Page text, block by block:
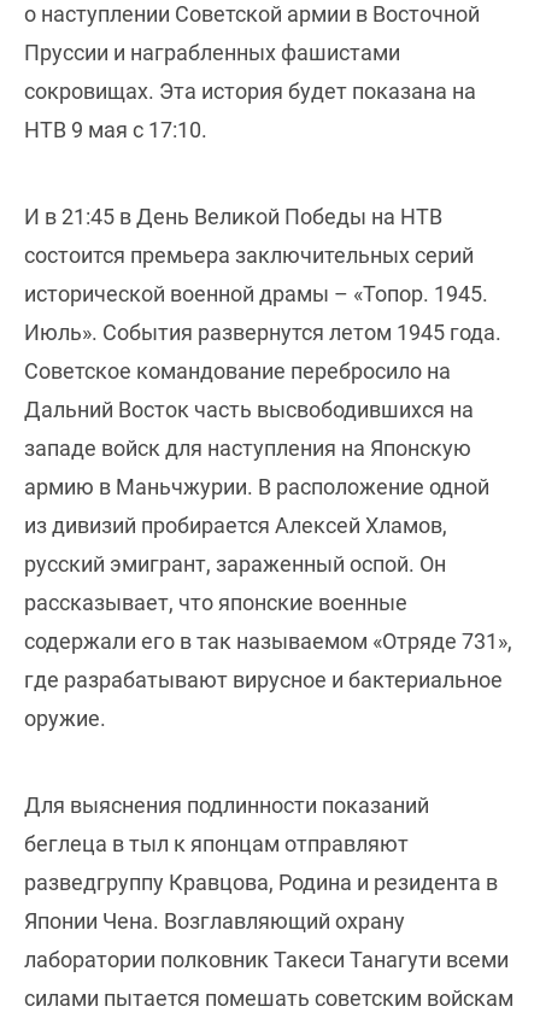
о наступлении Советской армии в Восточной
Пруссии и награбленных фашистами
сокровищах. Эта история будет показана на
НТВ 9 мая с 17:10.
И в 21:45 в День Великой Победы на НТВ
состоится премьера заключительных серий
исторической военной драмы – «Топор. 1945.
Июль». События развернутся летом 1945 года.
Советское командование перебросило на
Дальний Восток часть высвободившихся на
западе войск для наступления на Японскую
армию в Маньчжурии. В расположение одной
из дивизий пробирается Алексей Хламов,
русский эмигрант, зараженный оспой. Он
рассказывает, что японские военные
содержали его в так называемом «Отряде 731»,
где разрабатывают вирусное и бактериальное
оружие.
Для выяснения подлинности показаний
беглеца в тыл к японцам отправляют
разведгруппу Кравцова, Родина и резидента в
Японии Чена. Возглавляющий охрану
лаборатории полковник Такеси Танагути всеми
силами пытается помешать советским войскам